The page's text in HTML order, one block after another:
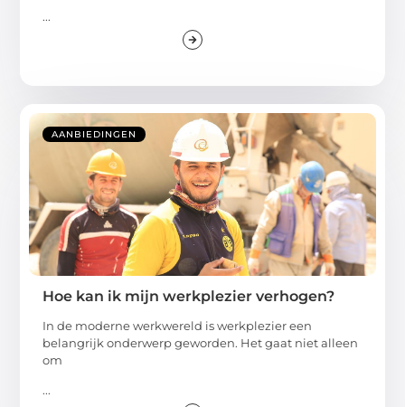
...
AANBIEDINGEN
Hoe kan ik mijn werkplezier verhogen?
In de moderne werkwereld is werkplezier een
belangrijk onderwerp geworden. Het gaat niet alleen
om
...